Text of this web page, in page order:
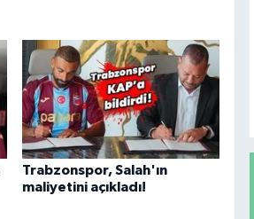
Trabzonspor, Salah'ın
maliyetini açıkladı!